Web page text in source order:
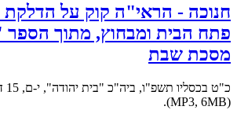
חנוכה - הראי"ה קוק על הדלקת
פתח הבית ומבחוץ, מתוך הספר
מסכת שבת
כ"ט בכסליו תשפ"ו, ביה"כ "בית יהודה", י-ם, 15 דקות.
(MP3, 6MB).